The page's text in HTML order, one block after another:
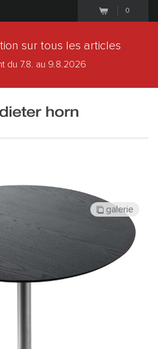
0
sur tous les articles
du 7.8. au 9.8.2026
galerie